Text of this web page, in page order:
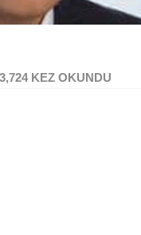
3,724 KEZ OKUNDU